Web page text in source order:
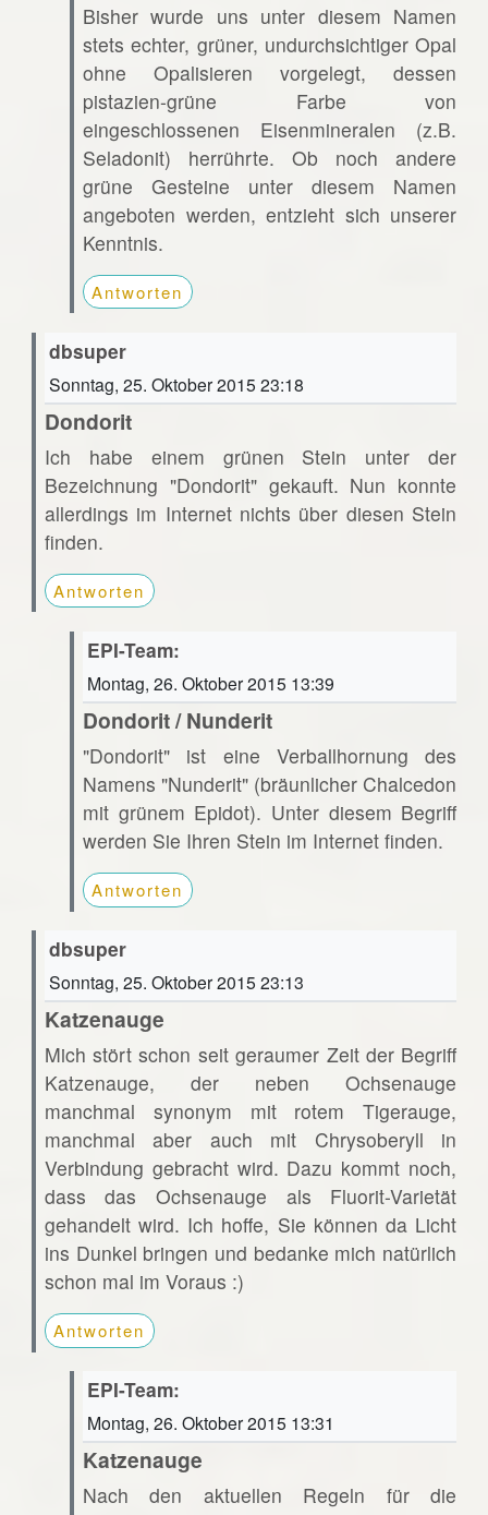
Bisher wurde uns unter diesem Namen
stets echter, grüner, undurchsichtiger Opal
ohne Opalisieren vorgelegt, dessen
pistazien-grüne Farbe von
eingeschlossenen Eisenmineralen (z.B.
Seladonit) herrührte. Ob noch andere
grüne Gesteine unter diesem Namen
angeboten werden, entzieht sich unserer
Kenntnis.
Antworten
dbsuper
Sonntag, 25. Oktober 2015 23:18
Dondorit
Ich habe einem grünen Stein unter der
Bezeichnung "Dondorit" gekauft. Nun konnte
allerdings im Internet nichts über diesen Stein
finden.
Antworten
EPI-Team:
Montag, 26. Oktober 2015 13:39
Dondorit / Nunderit
"Dondorit" ist eine Verballhornung des
Namens "Nunderit" (bräunlicher Chalcedon
mit grünem Epidot). Unter diesem Begriff
werden Sie Ihren Stein im Internet finden.
Antworten
dbsuper
Sonntag, 25. Oktober 2015 23:13
Katzenauge
Mich stört schon seit geraumer Zeit der Begriff
Katzenauge, der neben Ochsenauge
manchmal synonym mit rotem Tigerauge,
manchmal aber auch mit Chrysoberyll in
Verbindung gebracht wird. Dazu kommt noch,
dass das Ochsenauge als Fluorit-Varietät
gehandelt wird. Ich hoffe, Sie können da Licht
ins Dunkel bringen und bedanke mich natürlich
schon mal im Voraus :)
Antworten
EPI-Team:
Montag, 26. Oktober 2015 13:31
Katzenauge
Nach den aktuellen Regeln für die